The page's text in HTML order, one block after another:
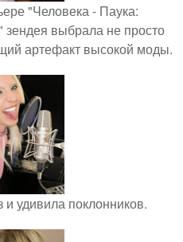
"Человека - Паука:
выбрала не просто
артефакт высокой моды.
удивила поклонников.